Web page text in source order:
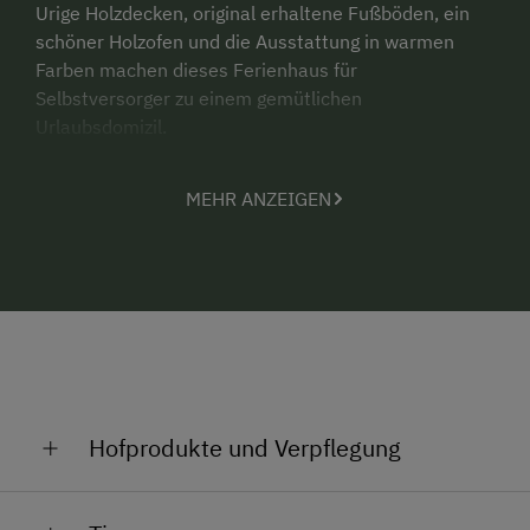
Urige Holzdecken, original erhaltene Fußböden, ein
schöner Holzofen und die Ausstattung in warmen
Farben machen dieses Ferienhaus für
Selbstversorger zu einem gemütlichen
Zeit und lässt Sie erahnen wie es früher mal war.
MEHR ANZEIGEN
Hofprodukte und Verpflegung